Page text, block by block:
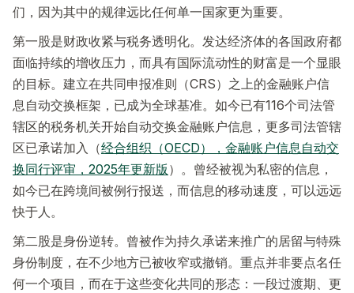
们，因为其中的规律远比任何单一国家更为重要。
第一股是财政收紧与税务透明化。发达经济体的各国政府都
面临持续的增收压力，而具有国际流动性的财富是一个显眼
的目标。建立在共同申报准则（CRS）之上的金融账户信
息自动交换框架，已成为全球基准。如今已有116个司法管
辖区的税务机关开始自动交换金融账户信息，更多司法管辖
区已承诺加入（经合组织（OECD），金融账户信息自动交
换同行评审，2025年更新版 ）。曾经被视为私密的信息，
如今已在跨境间被例行报送，而信息的移动速度，可以远远
快于人。
第二股是身份逆转。曾被作为持久承诺来推广的居留与特殊
身份制度，在不少地方已被收窄或撤销。重点并非要点名任
何一个项目，而在于这些变化共同的形态：一段过渡期、更